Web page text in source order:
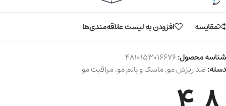
مقایسه افزودن به لیست علاقه‌مندی‌ها
شناسه محصول:4810153016676
دسته:ضد ریزش مو,ماسک و بالم مو,مراقبت مو